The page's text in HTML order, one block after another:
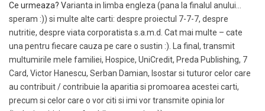
Ce urmeaza? Varianta in limba engleza (pana la finalul anului…
speram :)) si multe alte carti: despre proiectul 7-7-7, despre
nutritie, despre viata corporatista s.a.m.d. Cat mai multe – cate
una pentru fiecare cauza pe care o sustin :). La final, transmit
multumirile mele familiei, Hospice, UniCredit, Preda Publishing, 7
Card, Victor Hanescu, Serban Damian, Isostar si tuturor celor care
au contribuit / contribuie la aparitia si promoarea acestei carti,
precum si celor care o vor citi si imi vor transmite opinia lor